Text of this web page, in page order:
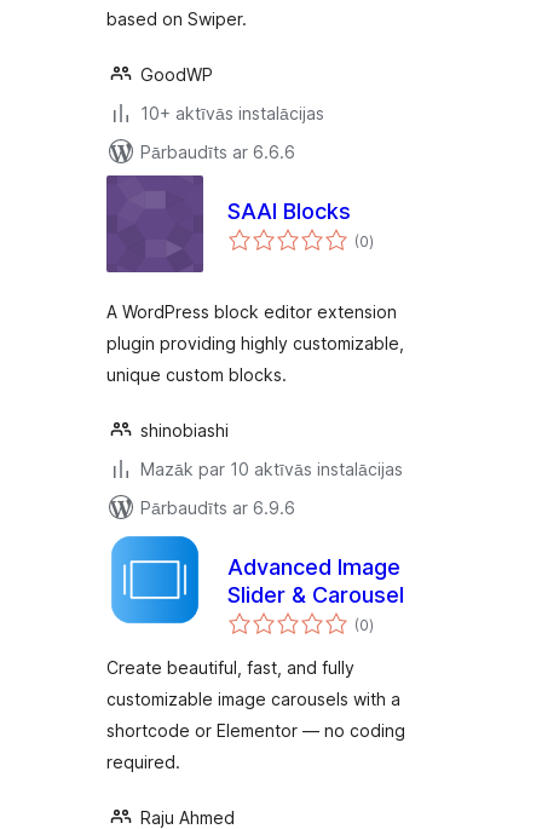
based on Swiper.
GoodWP
10+ aktīvās instalācijas
Pārbaudīts ar 6.6.6
SAAI Blocks
(0vērtējumu
kopsumma
)
A WordPress block editor extension
plugin providing highly customizable,
unique custom blocks.
shinobiashi
Mazāk par 10 aktīvās instalācijas
Pārbaudīts ar 6.9.6
Advanced Image
Slider & Carousel
(0vērtējumu
kopsumma
)
Create beautiful, fast, and fully
customizable image carousels with a
shortcode or Elementor — no coding
required.
Raju Ahmed